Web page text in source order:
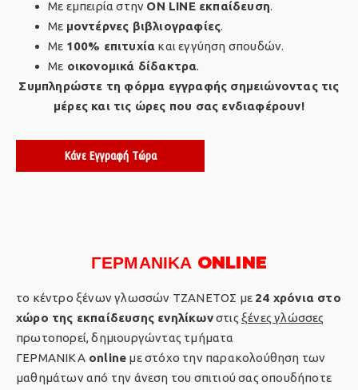
Με εμπειρία στην ON LINE εκπαίδευση.
Με μοντέρνες βιβλιογραφίες.
Με 100% επιτυχία και εγγύηση σπουδών.
Με οικονομικά δίδακτρα.
Συμπληρώστε τη φόρμα εγγραφής σημειώνοντας τις
μέρες και τις ώρες που σας ενδιαφέρουν!
Κάνε Εγγραφή Τώρα
ΓΕΡΜΑΝΙΚΑ ONLINE
το κέντρο ξένων γλωσσών ΤΖΑΝΕΤΟΣ με 24 χρόνια στο
χώρο της εκπαίδευσης ενηλίκωνστιςξένες γλώσσες
πρωτοπορεί, δημιουργώντας τμήματα
ΓΕΡΜΑΝΙΚΑonline με στόχο την παρακολούθηση των
μαθημάτων από την άνεση του σπιτιού σας οπουδήποτε